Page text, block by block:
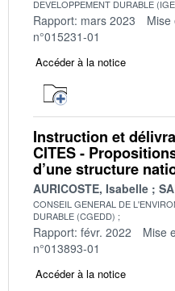
DEVELOPPEMENT DURABLE
Rapport: mars 2023 Mise
n°015231-01
Accéder à la notice
Instruction et
CITES -
d’une structure
AURICOSTE, Isabelle
CONSEIL GENERAL DE
DURABLE (CGEDD)
Rapport: févr. 2022 Mise
n°013893-01
Accéder à la notice